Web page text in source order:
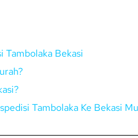
Tambolaka Bekasi
Tambolaka Ke Bekasi